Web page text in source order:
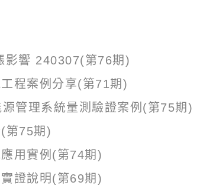
影響 240307(第76期)
程案例分享(第71期)
管理系統量測驗證案例(第75期)
第75期)
用實例(第74期)
證說明(第69期)